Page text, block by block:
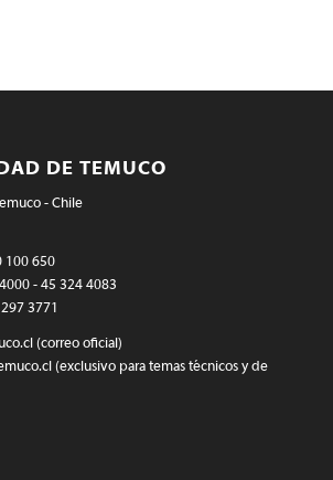
DE TEMUCO
- Chile
100 650
- 45 324 4083
3771
(correo oficial)
(exclusivo para temas técnicos y de